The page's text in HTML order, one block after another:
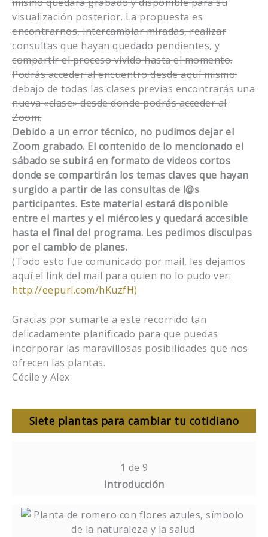
visualización posterior. La propuesta es
encontrarnos, intercambiar miradas, realizar
consultas que hayan quedado pendientes, y
compartir el proceso vivido hasta el momento.
Podrás acceder al encuentro desde aquí mismo:
debajo de todas las clases previas encontrarás una
nueva «clase» desde donde podrás acceder al
Zoom.
Debido a un error técnico, no pudimos dejar el
Zoom grabado. El contenido de lo mencionado el
sábado se subirá en formato de videos cortos
donde se compartirán los temas claves que hayan
surgido a partir de las consultas de l@s
participantes. Este material estará disponible
entre el martes y el miércoles y quedará accesible
hasta el final del programa. Les pedimos disculpas
por el cambio de planes.
(Todo esto fue comunicado por mail, les dejamos
aquí el link del mail para quien no lo pudo ver:
http://eepurl.com/hKuzfH)
Gracias por sumarte a este recorrido tan
delicadamente planificado para que puedas
incorporar las maravillosas posibilidades que nos
ofrecen las plantas.
Cécile y Alex
Siete plantas para cambiar tu cotidiano
1 de 9
Introducción
1
9
section
inscribirse
este
para
Lesson
2
Debe
inscribirse